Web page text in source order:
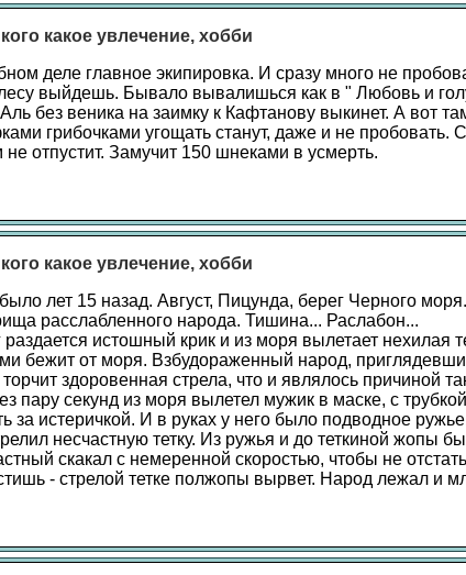
кого какое увлечение, хобби
деле главное экипировка. И сразу много не
выйдешь. Бывало вывалишься как в " Любовь и
без веника на заимку к Кафтанову выкинет. А вот
грибочками угощать станут, даже и не пробовать.
не отпустит. Замучит 150 шнеками в усмерть.
кого какое увлечение, хобби
лет 15 назад. Август, Пицунда, берег Черного
расслабленного народа. Тишина... Раслабон...
раздается истошный крик и из моря вылетает нехилая
бежит от моря. Взбудораженный народ,
здоровенная стрела, что и являлось причиной
пару секунд из моря вылетел мужик в маске, с
за истеричкой. И в руках у него было подводное
несчастную тетку. Из ружья и до теткиной жопы
скакал с немеренной скоростью, чтобы не
- стрелой тетке полжопы вырвет. Народ лежал и